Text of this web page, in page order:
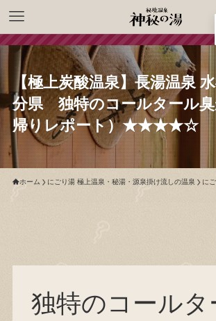
【極上炭酸温泉】長湯温泉
分県 独特のコールタール臭
帰りレポート）★★★★☆
ホーム にごり湯 極上温泉・秘湯・源泉掛け流しの温泉 に
独特のコールタ